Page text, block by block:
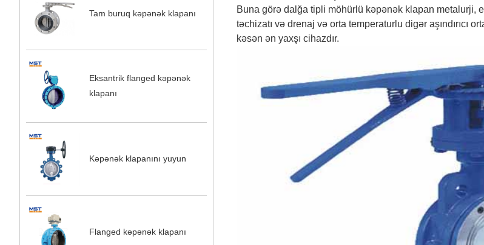
Tam buruq kəpənək klapanı
Eksantrik flanged kəpənək
klapanı
Kəpənək klapanını yuyun
Flanged kəpənək klapanı
Buna görə dalğa tipli möhürlü kəpənək klapan metalurji,
təchizatı və drenaj və orta temperaturlu digər aşındırıcı
kəsən ən yaxşı cihazdır.